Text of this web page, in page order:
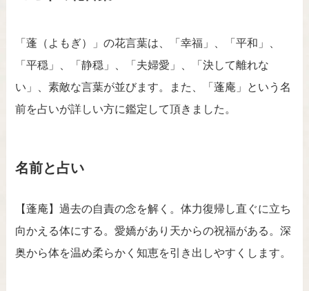
「蓬（よもぎ）」の花言葉は、「幸福」、「平和」、
「平穏」、「静穏」、「夫婦愛」、「決して離れな
い」、素敵な言葉が並びます。また、「蓬庵」という名
前を占いが詳しい方に鑑定して頂きました。
名前と占い
【蓬庵】過去の自責の念を解く。体力復帰し直ぐに立ち
向かえる体にする。愛嬌があり天からの祝福がある。深
奥から体を温め柔らかく知恵を引き出しやすくします。